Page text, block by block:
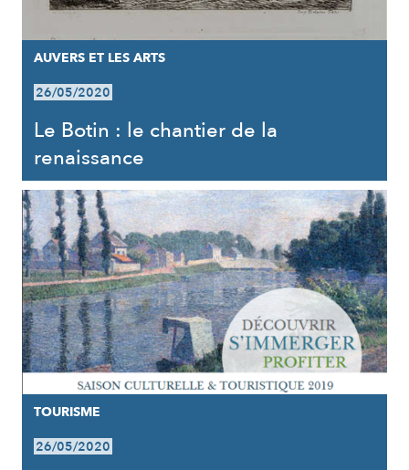
AUVERS ET LES ARTS
26/05/2020
Le Botin : le chantier de la
renaissance
TOURISME
26/05/2020